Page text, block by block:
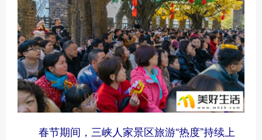
春节期间，三峡人家景区旅游“热度”持续上